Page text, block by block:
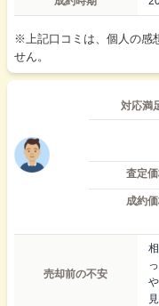
※上記口コミは、個人の感
せん。
対応満
査定
成約
売却前の不安